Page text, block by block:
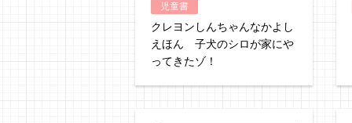
児童書
クレヨンしんちゃんなかよし
えほん 子犬のシロが家にや
ってきたゾ！